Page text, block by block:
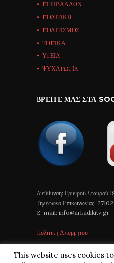
ΠΕΡΙΒΑΛΛΟΝ
ΠΟΛΙΤΙΚΗ
ΠΟΛΙΤΙΣΜΟΣ
ΤΟΠΙΚΑ
ΥΓΕΙΑ
ΨΥΧΑΓΩΓΙΑ
ΒΡΕΊΤΕ ΜΑΣ ΣΤΑ
Διεύθυνση: Ερυθρού Σταυρού
Τηλέφωνο Επικοινωνίας:
E-mail: info@arkadikitv.gr
Πολιτική Απορρήτου
This website uses cookies